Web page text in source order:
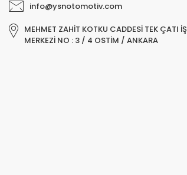
info@ysnotomotiv.com
MEHMET ZAHİT KOTKU CADDESİ TEK ÇATI İŞ
MERKEZİ NO : 3 / 4 OSTİM / ANKARA